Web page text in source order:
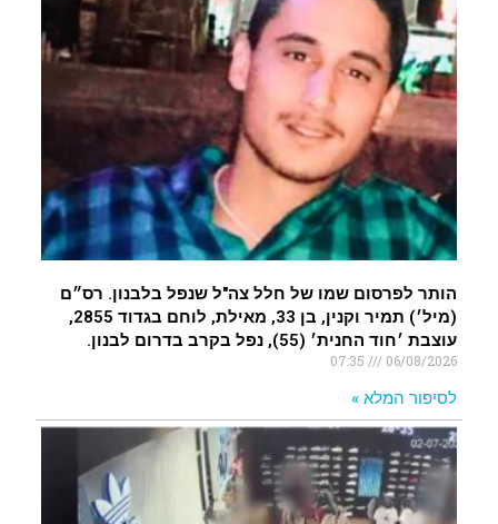
הותר לפרסום שמו של חלל צה"ל שנפל בלבנון. רס״ם
(מיל׳) תמיר וקנין, בן 33, מאילת, לוחם בגדוד 2855,
עוצבת ׳חוד החנית׳ (55), נפל בקרב בדרום לבנון.
06/08/2026
לסיפור המלא »